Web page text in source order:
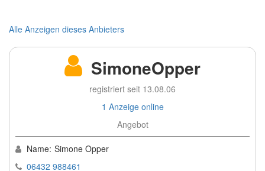
Alle Anzeigen dieses Anbieters
SimoneOpper
registriert seit 13.08.06
1 Anzeige online
Angebot
Name: Simone Opper
06432 988461